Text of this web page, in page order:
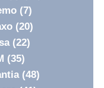
(7)
(20)
(22)
(35)
(48)